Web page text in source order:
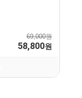
69,000원
58,800원